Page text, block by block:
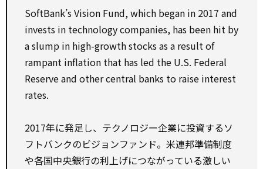
SoftBank’s Vision Fund, which began in 2017 and
invests in technology companies, has been hit by
a slump in high-growth stocks as a result of
rampant inflation that has led the U.S. Federal
Reserve and other central banks to raise interest
rates.
2017年に発足し、テクノロジー企業に投資するソ
フトバンクのビジョンファンド。米連邦準備制度
や各国中央銀行の利上げにつながっている激しい